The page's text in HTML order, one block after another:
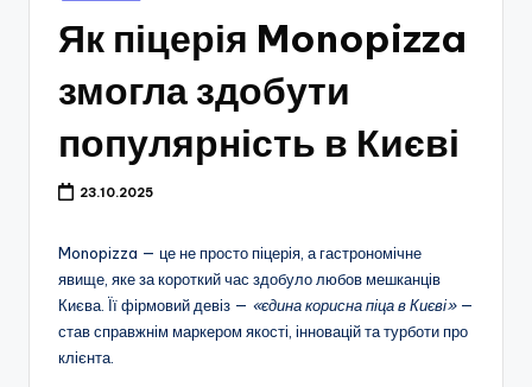
Як піцерія Monopizza
змогла здобути
популярність в Києві
23.10.2025
Monopizza — це не просто піцерія, а гастрономічне
явище, яке за короткий час здобуло любов мешканців
Києва. Її фірмовий девіз — «єдина корисна піца в Києві»—
став справжнім маркером якості, інновацій та турботи про
клієнта.